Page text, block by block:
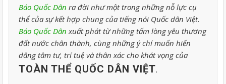
Báo Quốc Dân ra đời như một trong những nỗ lực cụ
thể của sự kết hợp chung của tiếng nói Quốc dân Việt.
Báo Quốc Dân xuất phát từ những tấm lòng yêu thương
đất nước chân thành, cùng những ý chí muốn hiến
dâng tâm tư, trí tuệ và thân xác cho khát vọng của
TOÀN THỂ QUỐC DÂN VIỆT.